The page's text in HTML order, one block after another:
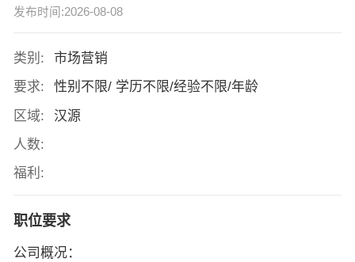
发布时间:2026-08-08
类别:
市场营销
要求:
性别不限/ 学历不限/经验不限/年龄
区域:
汉源
人数:
福利:
职位要求
公司概况：